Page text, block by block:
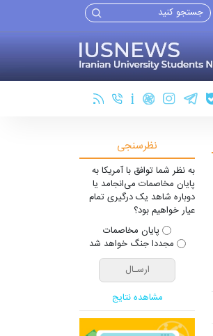
نظرسنجی
به نظر شما توافق با آمریکا به
پایان مخاصمات می‌انجامد یا
دوباره شاهد یک درگیری تمام
عیار خواهیم بود؟
پایان مخاصمات
مجددا جنگ خواهد شد
مشاهده نتایج